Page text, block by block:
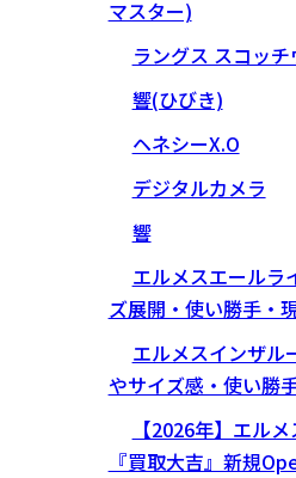
マスター)
ラングス スコッ
響(ひびき)
ヘネシーX.O
デジタルカメラ
響
エルメスエールラ
ズ展開・使い勝手・
エルメスインザル
やサイズ感・使い勝
【2026年】エル
『買取大吉』新規